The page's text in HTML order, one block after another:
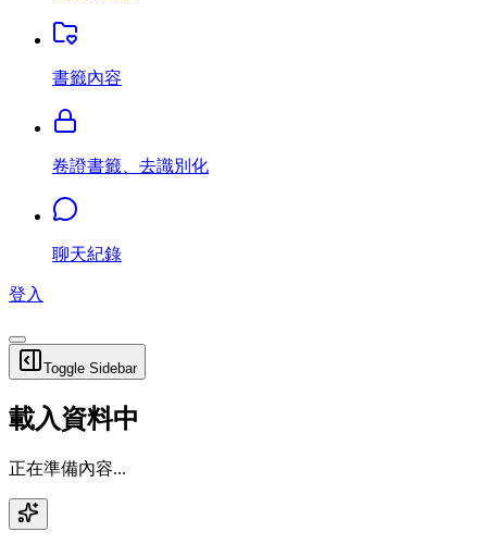
書籤內容
卷證書籤、去識別化
聊天紀錄
登入
Toggle Sidebar
載入資料中
正在準備內容...